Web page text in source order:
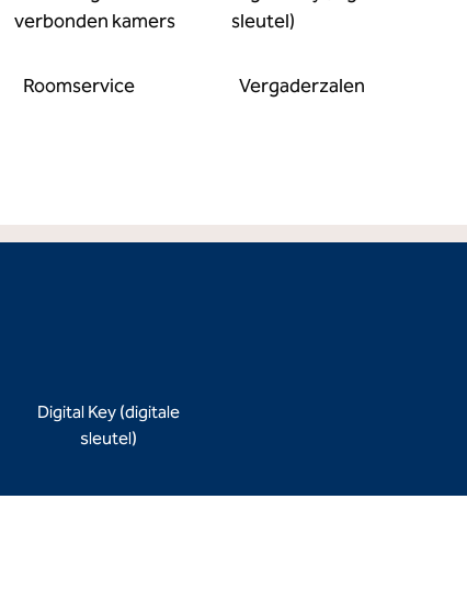
verbonden kamers
sleutel)
Roomservice Vergaderzalen
Digital Key (digitale
sleutel)